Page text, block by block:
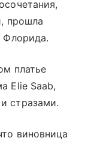
прошла
Флорида.
платье
Elie Saab,
стразами.
виновница